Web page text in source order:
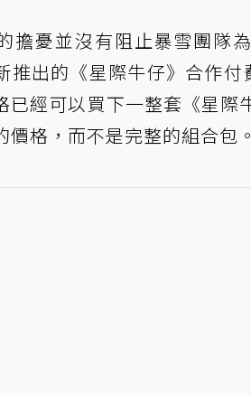
擔憂並沒有阻止暴雪團隊
推出的《星際牛仔》合作
已經可以買下一整套《星
價格，而不是完整的組合包。